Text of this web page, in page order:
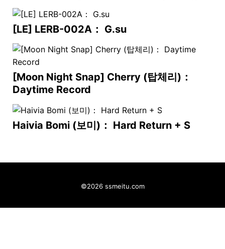
[LE] LERB-002A： G.su
[Moon Night Snap] Cherry (탑체리)：
Daytime Record
Haivia Bomi (보미)： Hard Return + S
©2026 ssmeitu.com